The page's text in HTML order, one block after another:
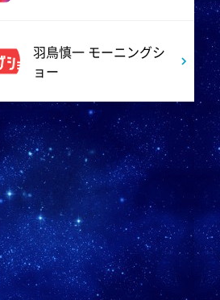
午後 4:48
スーパーJチャンネル 井澤健
太朗と森山みなみが<ニュース
のハテナ>を深掘り
よる 6:50
ザワつく!路線バスで寄り道の
旅 【“東京&横浜"2大都市の地
下街グルメを巡る!】
羽鳥慎一 モーニングシ
ョー